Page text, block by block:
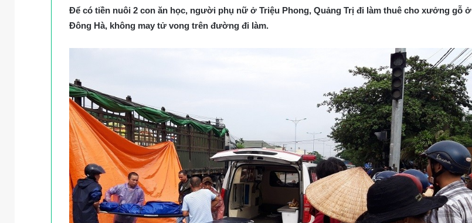
Để có tiền nuôi 2 con ăn học, người phụ nữ ở Triệu Phong, Quảng Trị đi làm thuê cho xưởng gỗ ở
Đông Hà, không may tử vong trên đường đi làm.